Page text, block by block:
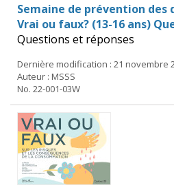
Semaine de prévention des
Vrai ou faux? (13-16 ans)
Questions et réponses
Dernière modification : 21 novembre
Auteur : MSSS
No. 22-001-03W